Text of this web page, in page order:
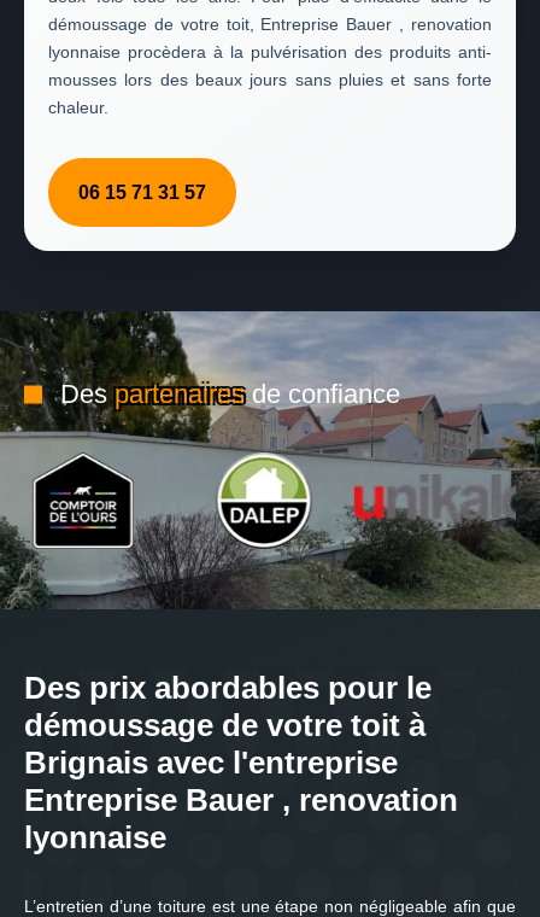
démoussage de votre toit, Entreprise Bauer , renovation
lyonnaise procèdera à la pulvérisation des produits anti-
mousses lors des beaux jours sans pluies et sans forte
chaleur.
06 15 71 31 57
Despartenairesde confiance
Des prix abordables pour le
démoussage de votre toit à
Brignais avec l'entreprise
Entreprise Bauer , renovation
lyonnaise
L’entretien d’une toiture est une étape non négligeable afin que